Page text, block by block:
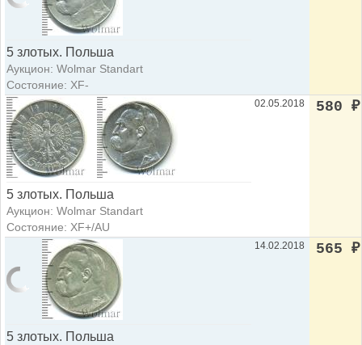
5 злотых. Польша
Аукцион: Wolmar Standart
Состояние: XF-
5 злотых. Польша
Аукцион: Wolmar Standart
Состояние: XF+/AU
02.05.2018 580 ₽
5 злотых. Польша
14.02.2018 565 ₽